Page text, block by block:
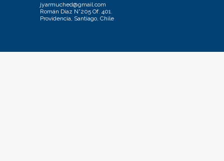
jyarmuched@gmail.com
Román Díaz N°205 Of. 401.
Providencia, Santiago, Chile